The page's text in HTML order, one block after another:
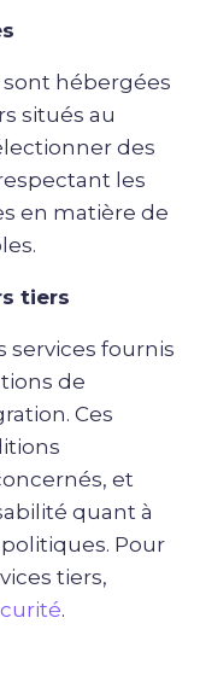
hébergées
situés au
des
les
en matière de
tiers
services fournis
de
Ces
et
quant à
Pour
tiers,
.